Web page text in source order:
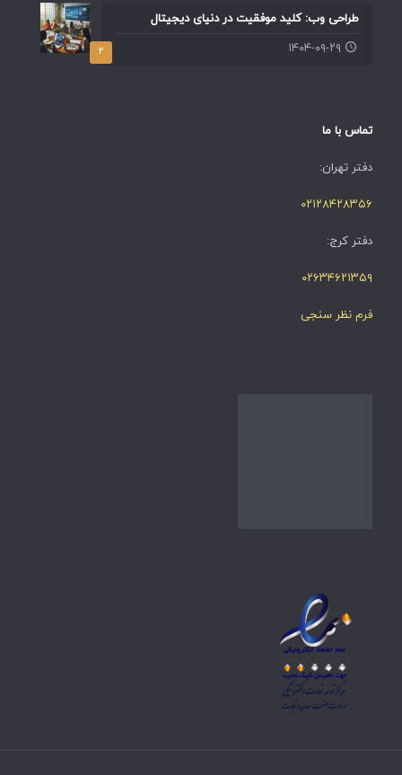
۲
طراحی وب: کلید موفقیت در دنیای دیجیتال
۱۴۰۴-۰۹-۲۹
تماس با ما
دفتر تهران:
۰۲۱۲۸۴۲۸۳۵۶
دفتر کرج:
۰۲۶۳۴۶۲۱۳۵۹
فرم نظر سنجی